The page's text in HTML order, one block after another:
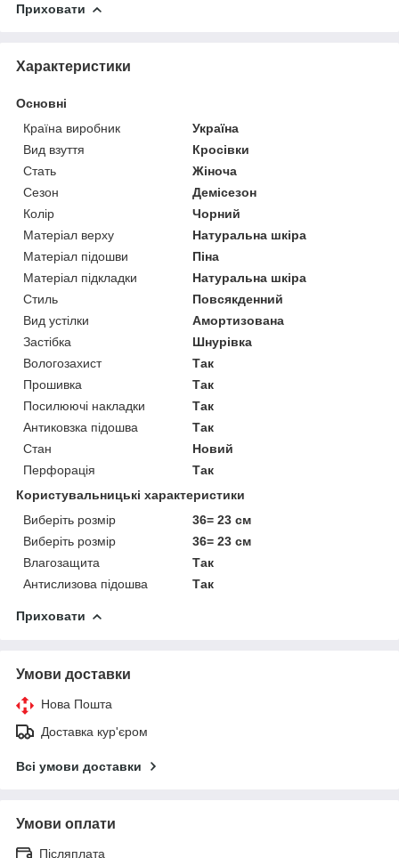
Приховати
Характеристики
Основні
Країна виробник
Україна
Вид взуття
Кросівки
Стать
Жіноча
Сезон
Демісезон
Колір
Чорний
Матеріал верху
Натуральна шкіра
Матеріал підошви
Піна
Матеріал підкладки
Натуральна шкіра
Стиль
Повсякденний
Вид устілки
Амортизована
Застібка
Шнурівка
Вологозахист
Так
Прошивка
Так
Посилюючі накладки
Так
Антиковзка підошва
Так
Стан
Новий
Перфорація
Так
Користувальницькі характеристики
Виберіть розмір
36= 23 см
Виберіть розмір
36= 23 см
Влагозащита
Так
Антислизова підошва
Так
Приховати
Умови доставки
Нова Пошта
Доставка кур'єром
Всі умови доставки
Умови оплати
Післяплата